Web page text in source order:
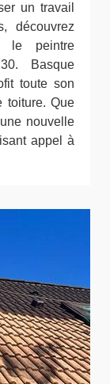
un travail
découvrez
le peintre
Basque
toute son
toiture. Que
nouvelle
appel à